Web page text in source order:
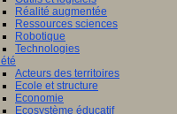
Réalité augmentée
Ressources sciences
Robotique
Technologies
Acteurs des territoires
Ecole et structure
Economie
Ecosystème éducatif